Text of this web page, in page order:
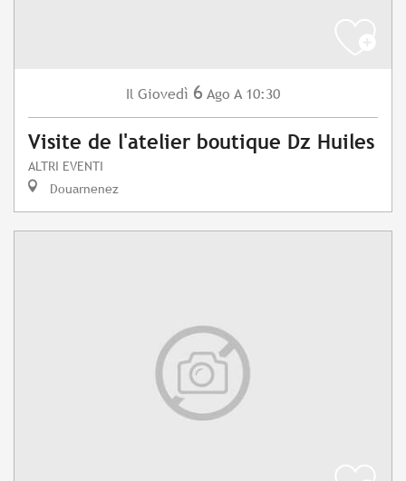
Il Giovedì 6 Ago A 10:30
Visite de l'atelier boutique Dz Huiles
ALTRI EVENTI
Douarnenez